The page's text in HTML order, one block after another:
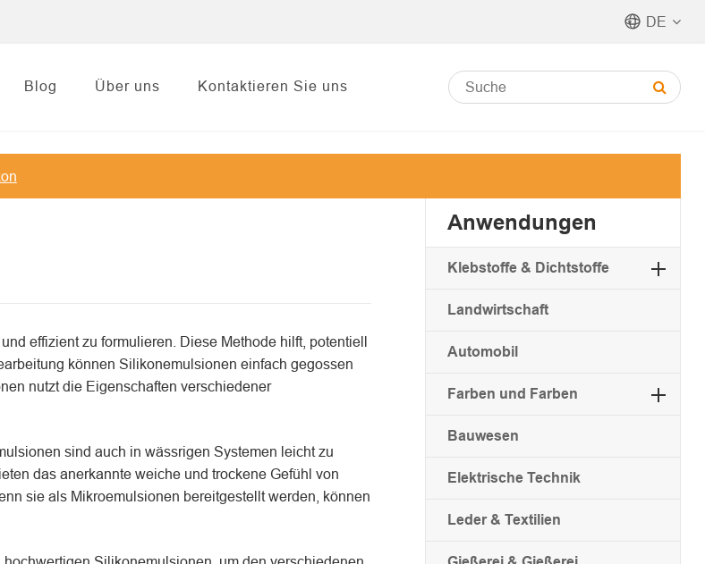
DE
Blog Über uns Kontaktieren Sie uns
effizient zu formulieren. Diese Methode hilft, potentiell
können Silikonemulsionen einfach gegossen
nutzt die Eigenschaften verschiedener
sind auch in wässrigen Systemen leicht zu
das anerkannte weiche und trockene Gefühl von
sie als Mikroemulsionen bereitgestellt werden, können
Anwendungen
Klebstoffe & Dichtstoffe
Landwirtschaft
Automobil
Farben und Farben
Bauwesen
Elektrische Technik
Leder & Textilien